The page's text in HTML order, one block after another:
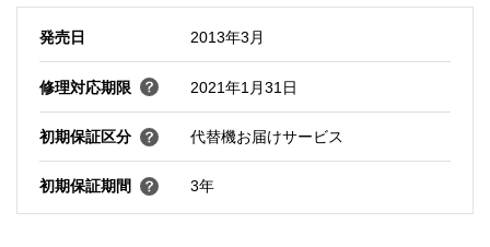
発売日 2013年3月
修理対応期限 2021年1月31日
初期保証区分 代替機お届けサービス
初期保証期間 3年